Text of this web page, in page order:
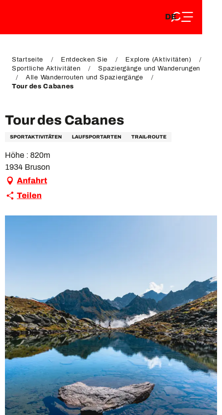
EN
DE
FR
Startseite Entdecken Sie
Explore (Aktivitäten)
Sportliche Aktivitäten
Spaziergänge und Wanderungen
Alle Wanderrouten und Spaziergänge
Tour des Cabanes
Tour des Cabanes
SPORTAKTIVITÄTEN LAUFSPORTARTEN TRAIL-ROUTE
Höhe : 820m
1934 Bruson
Anfahrt
Teilen